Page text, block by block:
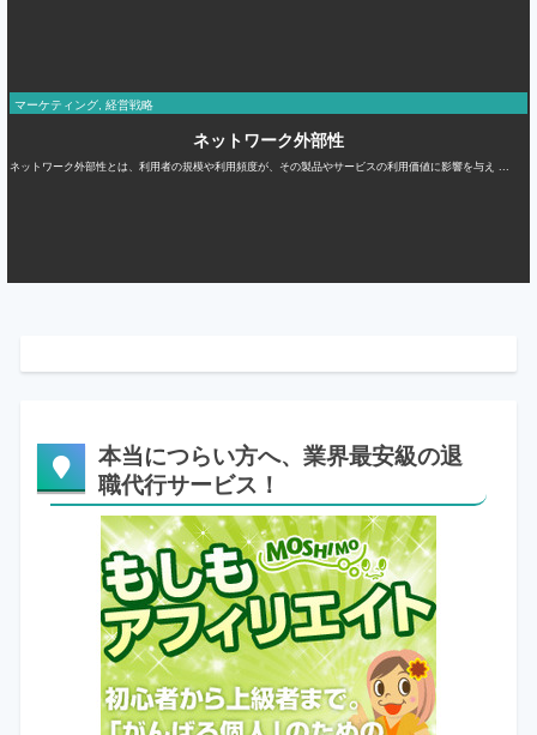
マーケティング, 経営戦略
ネットワーク外部性
ネットワーク外部性とは、利用者の規模や利用頻度が、その製品やサービスの利用価値に影響を与え ...
本当につらい方へ、業界最安級の退
職代行サービス！